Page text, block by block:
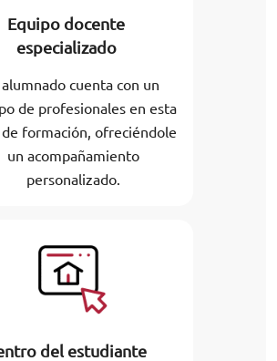
Equipo docente
especializado
alumnado cuenta con un
de profesionales en esta
de formación, ofreciéndole
un acompañamiento
personalizado.
del estudiante